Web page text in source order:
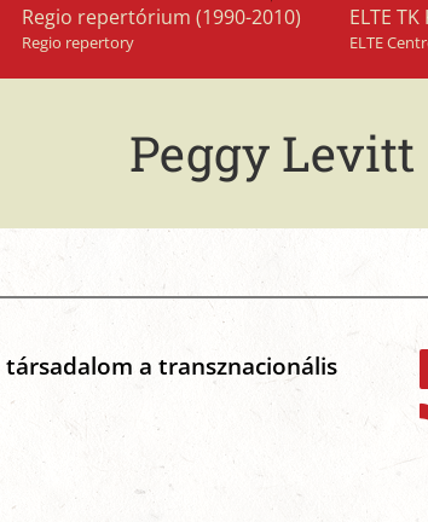
Regio repertórium (1990-2010)
Regio repertory
ELTE
ELTE
Peggy Levitt
a transznacionális